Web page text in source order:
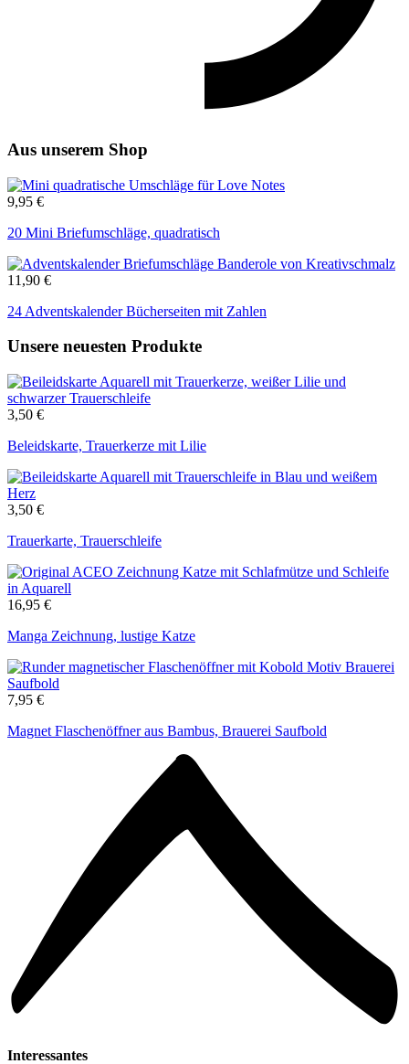
Aus unserem Shop
9,95 €
20 Mini Briefumschläge, quadratisch
11,90 €
24 Adventskalender Bücherseiten mit Zahlen
Unsere neuesten Produkte
3,50 €
Beleidskarte, Trauerkerze mit Lilie
3,50 €
Trauerkarte, Trauerschleife
16,95 €
Manga Zeichnung, lustige Katze
7,95 €
Magnet Flaschenöffner aus Bambus, Brauerei Saufbold
Interessantes